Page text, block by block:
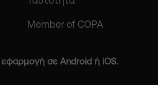
Member of COPA
σε Android ή iOS.